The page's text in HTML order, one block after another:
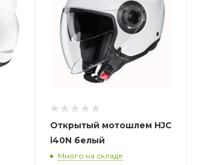
Открытый мотошлем HJC
i40N белый
Много на складе